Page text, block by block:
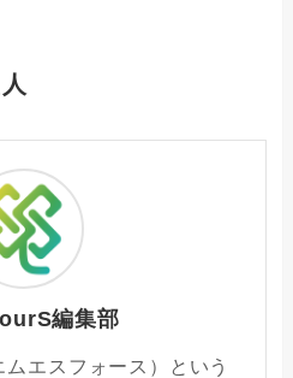
編集部
エスフォース）という